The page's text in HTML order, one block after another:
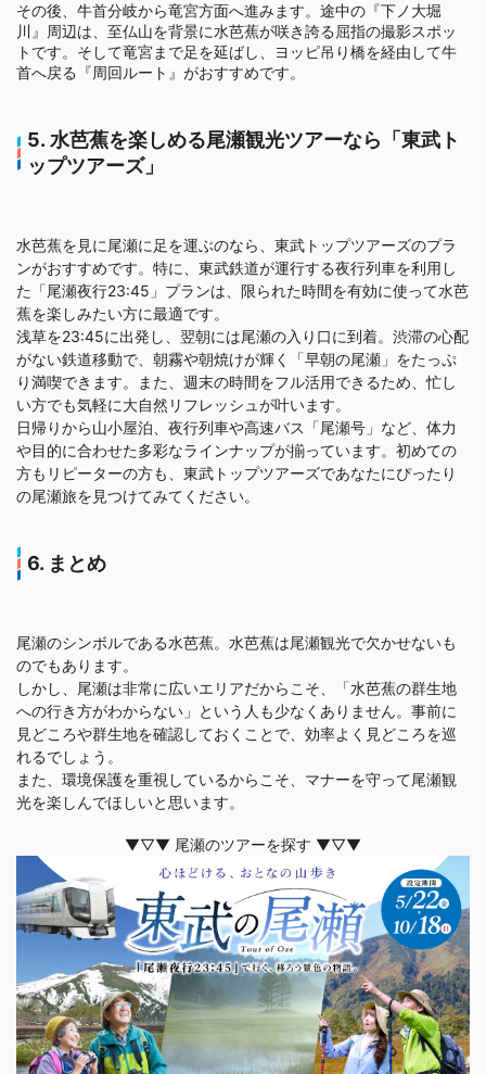
その後、牛首分岐から竜宮方面へ進みます。途中の『下ノ大堀
川』周辺は、至仏山を背景に水芭蕉が咲き誇る屈指の撮影スポッ
トです。そして竜宮まで足を延ばし、ヨッピ吊り橋を経由して牛
首へ戻る『周回ルート』がおすすめです。
5. 水芭蕉を楽しめる尾瀬観光ツアーなら「東武ト
ップツアーズ」
水芭蕉を見に尾瀬に足を運ぶのなら、東武トップツアーズのプラ
ンがおすすめです。特に、東武鉄道が運行する夜行列車を利用し
た「尾瀬夜行23:45」プランは、限られた時間を有効に使って水芭
蕉を楽しみたい方に最適です。
浅草を23:45に出発し、翌朝には尾瀬の入り口に到着。渋滞の心配
がない鉄道移動で、朝霧や朝焼けが輝く「早朝の尾瀬」をたっぷ
り満喫できます。また、週末の時間をフル活用できるため、忙し
い方でも気軽に大自然リフレッシュが叶います。
日帰りから山小屋泊、夜行列車や高速バス「尾瀬号」など、体力
や目的に合わせた多彩なラインナップが揃っています。初めての
方もリピーターの方も、東武トップツアーズであなたにぴったり
の尾瀬旅を見つけてみてください。
6. まとめ
尾瀬のシンボルである水芭蕉。水芭蕉は尾瀬観光で欠かせないも
のでもあります。
しかし、尾瀬は非常に広いエリアだからこそ、「水芭蕉の群生地
への行き方がわからない」という人も少なくありません。事前に
見どころや群生地を確認しておくことで、効率よく見どころを巡
れるでしょう。
また、環境保護を重視しているからこそ、マナーを守って尾瀬観
光を楽しんでほしいと思います。
▼▽▼ 尾瀬のツアーを探す ▼▽▼